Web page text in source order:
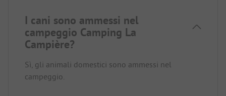
I cani sono ammessi nel
campeggio Camping La
Campière?
Sì, gli animali domestici sono ammessi nel
campeggio.